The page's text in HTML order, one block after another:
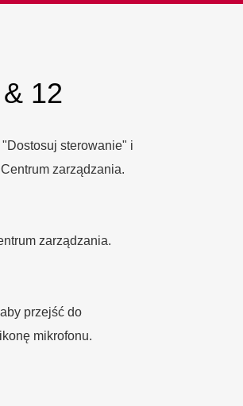
12
sterowanie" i
zarządzania.
zarządzania.
przejść do
mikrofonu.